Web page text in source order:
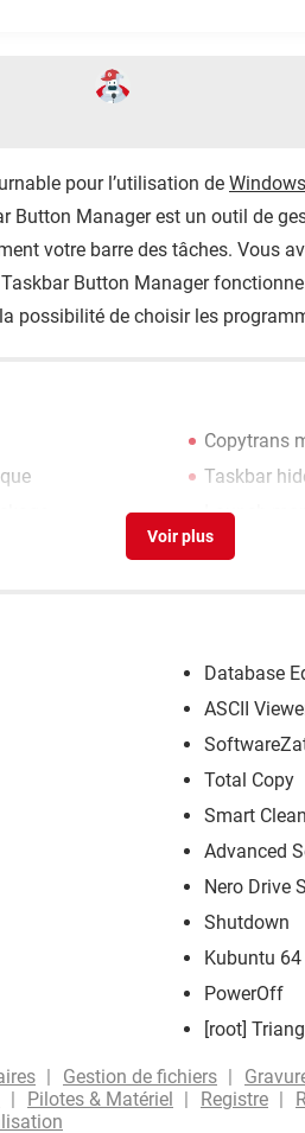
pour l’utilisation de Windows
Manager est un outil de
votre barre des tâches. Vous
Button Manager
possibilité de choisir les
Copytrans
Taskbar
Launch
Database
ASCII
Total Copy
Smart
Advanced
Nero Drive
Shutdown
Kubuntu
PowerOff
[root]
Gestion de fichiers
Pilotes & Matériel Registre